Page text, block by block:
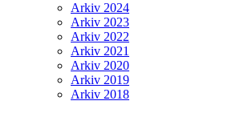
Arkiv 2024
Arkiv 2023
Arkiv 2022
Arkiv 2021
Arkiv 2020
Arkiv 2019
Arkiv 2018